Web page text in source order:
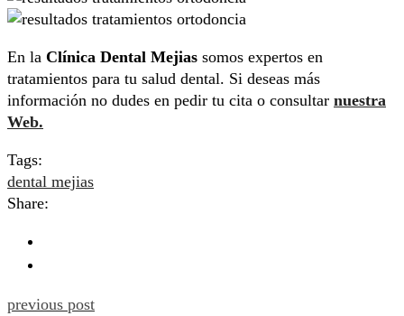
En la Clínica Dental Mejias somos expertos en
tratamientos para tu salud dental. Si deseas más
información no dudes en pedir tu cita o consultar nuestra
Web.
Tags:
dental mejias
Share:
previous post